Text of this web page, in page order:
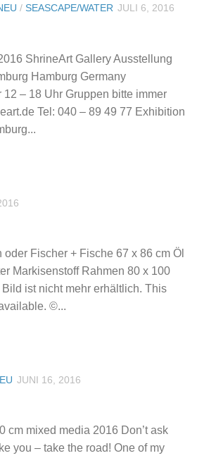
/ SEASCAPE/WATER JULI 6, 2016
ShrineArt Gallery Ausstellung
Hamburg Germany
– 18 Uhr Gruppen bitte immer
Tel: 040 – 89 49 77 Exhibition
Fischer + Fische 67 x 86 cm Öl
Markisenstoff Rahmen 80 x 100
ist nicht mehr erhältlich. This
©...
JUNI 16, 2016
cm mixed media 2016 Don’t ask
you – take the road! One of my